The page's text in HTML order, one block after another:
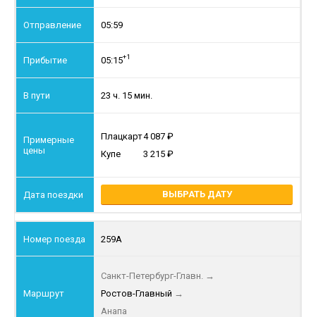
05:59
05:15+1
23 ч. 15 мин.
Плацкарт4 087
Купе
3 215
ВЫБРАТЬ ДАТУ
259А
Санкт-Петербург-Главн. →
Ростов-Главный →
Анапа